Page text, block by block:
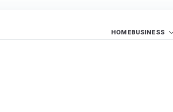
Academy
HOMEBUSINESS